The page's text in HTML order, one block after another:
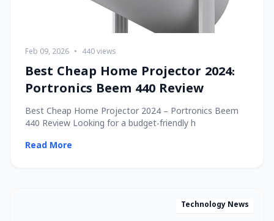
Feb 09, 2026 • 440 views
Best Cheap Home Projector 2024:
Portronics Beem 440 Review
Best Cheap Home Projector 2024 – Portronics Beem
440 Review Looking for a budget-friendly h
Read More
Technology News